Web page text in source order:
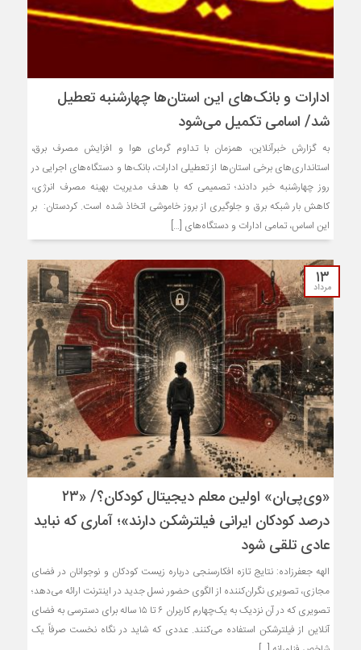
ادارات و بانک‌های این استان‌ها چهارشنبه تعطیل
شد/ اسامی تکمیل می‌شود
به گزارش خبرآنلاین، همزمان با تداوم گرمای هوا و افزایش مصرف برق،
استانداری‌های برخی استان‌ها از تعطیلی ادارات، بانک‌ها و دستگاه‌های اجرایی در
روز چهارشنبه خبر دادند؛ تصمیمی که با هدف مدیریت بهینه مصرف انرژی،
کاهش بار شبکه برق و جلوگیری از بروز خاموشی اتخاذ شده است. کردستان: بر
این اساس، تمامی ادارات و دستگاه‌های […]
۱۳
مرداد
«وی‌پی‌ان» اولین معلم دیجیتال کودکان؟/ «۲۳
درصد کودکان ایرانی فیلترشکن دارند»؛ آماری که نباید
عادی تلقی شود
الهه جعفرزاده: نتایج تازه افکارسنجی درباره زیست کودکان و نوجوانان در فضای
مجازی، تصویری نگران‌کننده از الگوی حضور نسل جدید در اینترنت ارائه می‌دهد؛
تصویری که در آن نزدیک به یک‌چهارم کاربران ۶ تا ۱۵ ساله برای دسترسی به فضای
آنلاین از فیلترشکن استفاده می‌کنند. عددی که شاید در نگاه نخست صرفاً یک